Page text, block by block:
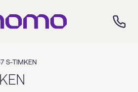
S-TIMKEN